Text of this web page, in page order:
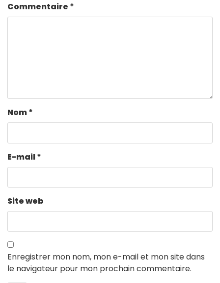
Commentaire *
Nom*
E-mail*
Site web
Enregistrer mon nom, mon e-mail et mon site dans
le navigateur pour mon prochain commentaire.